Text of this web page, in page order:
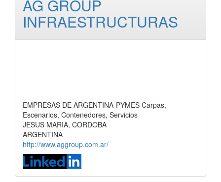
AG GROUP
INFRAESTRUCTURAS
EMPRESAS DE ARGENTINA-PYMES Carpas,
Escenarios, Contenedores, Servicios
JESUS MARIA, CORDOBA
ARGENTINA
http://www.aggroup.com.ar/